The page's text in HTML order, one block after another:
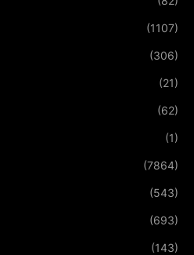
(1107)
(306)
(21)
(62)
(1)
(7864)
(543)
(693)
(143)